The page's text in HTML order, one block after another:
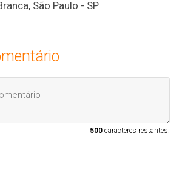
São Paulo - SP
500caracteres restantes.